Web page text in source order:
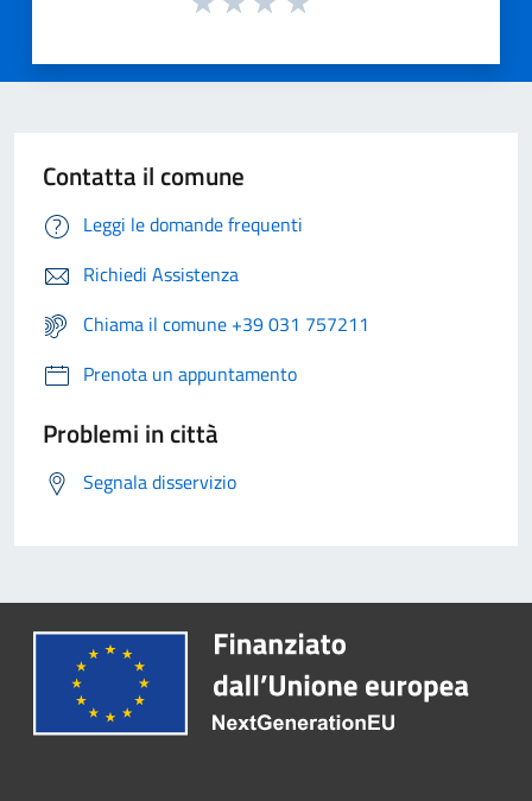
Contatta il comune
Leggi le domande frequenti
Richiedi Assistenza
Chiama il comune +39 031 757211
Prenota un appuntamento
Problemi in città
Segnala disservizio